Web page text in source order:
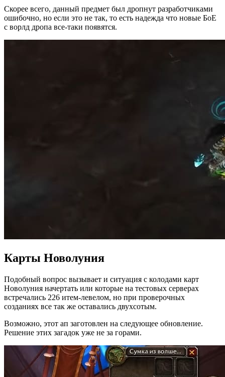
Скорее всего, данный предмет был дропнут разработчиками
ошибочно, но если это не так, то есть надежда что новые БоЕ
с ворлд дропа все-таки появятся.
Карты Новолуния
Подобный вопрос вызывает и ситуация с колодами карт
Новолуния начертать или которые на тестовых серверах
встречались 226 итем-левелом, но при проверочных
созданиях все так же оставались двухсотым.
Возможно, этот ап заготовлен на следующее обновление.
Решение этих загадок уже не за горами.